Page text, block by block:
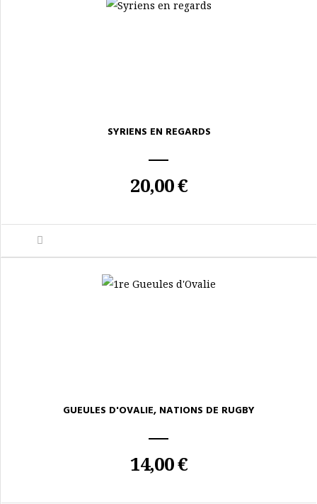
SYRIENS EN REGARDS
20,00 €
GUEULES D'OVALIE, NATIONS DE RUGBY
14,00 €